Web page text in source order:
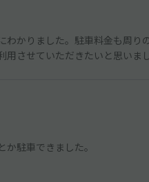
わかりました。駐車料金も周り
させていただきたいと思いま
駐車できました。